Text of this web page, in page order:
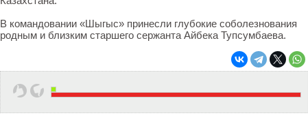
В командовании «Шыгыс» принесли глубокие соболезнования
родным и близким старшего сержанта Айбека Тупсумбаева.